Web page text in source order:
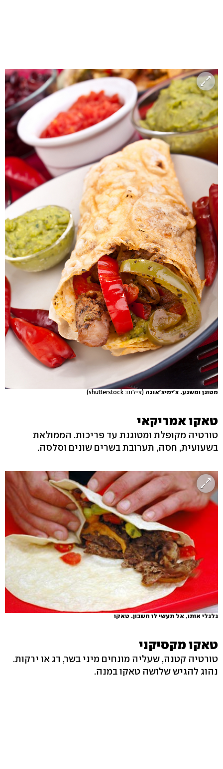
מטוגן ומשגע. צ'ימיצ'אנגה (צילום: shutterstock)
טאקו אמריקאי
טורטיה מקופלת ומטוגנת עד פריכות. הממולאת
בשעועית, חסה, תערובת בשרים שונים וסלסה.
גלגלי אותו, אל תעשי לו חשבון. טאקו
טאקו מקסיקני
טורטיה קטנה, שעליה מונחים מיני בשר, דג או ירקות.
נהוג להגיש שלושה טאקו במנה.